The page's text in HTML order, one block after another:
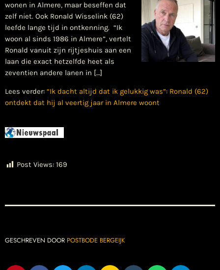
wonen in Almere, maar beseffen dat
zelf niet. Ook Ronald Wisselink (62)
leefde lange tijd in ontkenning. “Ik
woon al sinds 1986 in Almere”, vertelt
Ronald vanuit zijn rijtjeshuis aan een
laan die exact hetzelfde heet als
zeventien andere lanen in […]
Lees verder: “Ik dacht altijd dat ik gelukkig was”: Ronald (62)
ontdekt dat hij al veertig jaar in Almere woont
Post Views: 169
GESCHREVEN DOOR POSTBODE BERGEIJK